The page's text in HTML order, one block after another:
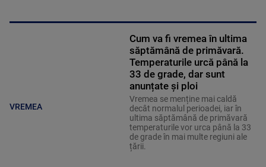
VREMEA
Cum va fi vremea în ultima
săptămână de primăvară.
Temperaturile urcă până la
33 de grade, dar sunt
anunțate și ploi
Vremea se menține mai caldă
decât normalul perioadei, iar în
ultima săptămână de primăvară
temperaturile vor urca până la 33
de grade în mai multe regiuni ale
țării.